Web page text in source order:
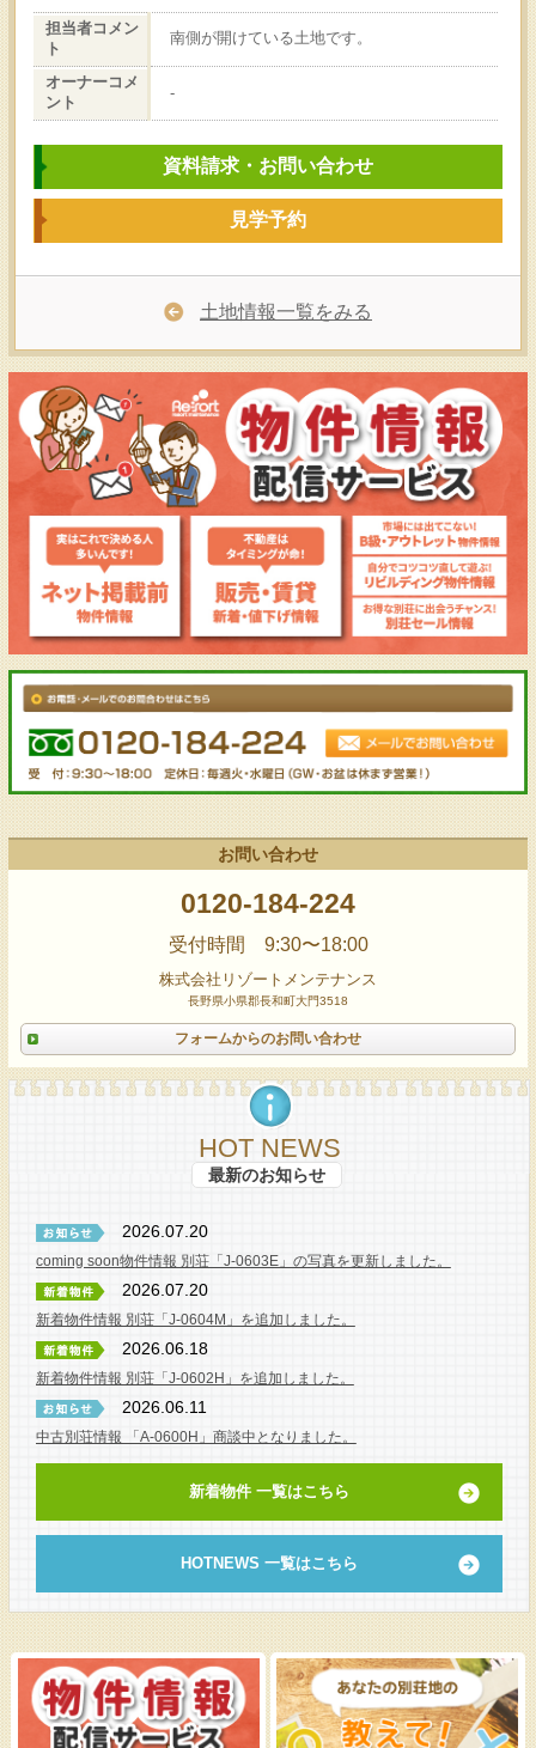
担当者コメン
ト
南側が開けている土地です。
オーナーコメ
ント
-
資料請求・お問い合わせ
見学予約
土地情報一覧をみる
お問い合わせ
0120-184-224
受付時間 9:30〜18:00
株式会社リゾートメンテナンス
長野県小県郡長和町大門3518
フォームからのお問い合わせ
HOT NEWS
最新のお知らせ
2026.07.20
coming soon物件情報 別荘「J-0603E」の写真を更新しました。
2026.07.20
新着物件情報 別荘「J-0604M」を追加しました。
2026.06.18
新着物件情報 別荘「J-0602H」を追加しました。
2026.06.11
中古別荘情報 「A-0600H」商談中となりました。
新着物件 一覧はこちら
HOTNEWS 一覧はこちら